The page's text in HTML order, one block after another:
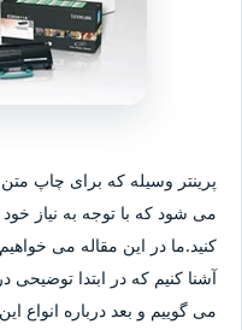
پرینتر وسیله که برای چاپ
می شود که با توجه به نیاز خود
کنید.ما در این مقاله می
آشنا کنیم که در ابتدا توضیحی
می گوییم و بعد درباره انواع